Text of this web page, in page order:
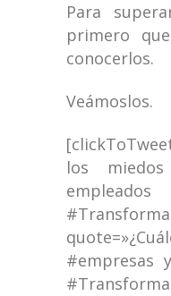
Para
primero
conocerlos.
Veámoslos.
los
#empresas